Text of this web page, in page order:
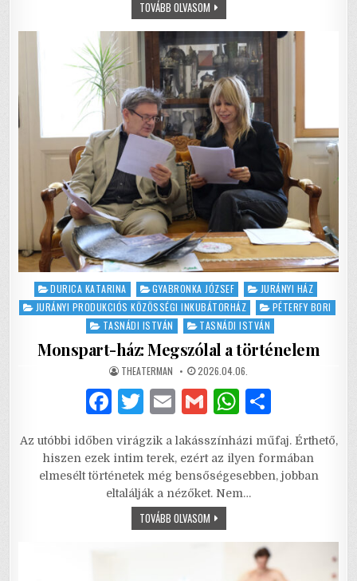
o
k
p
TOVÁBB OLVASOMHOMO
SAPIENS
GRAND
–
MINDENKI
GYANÚS,
AKI
MÁSKÉPP
MAKOG,
MINT
MI
Posted
in
DURICA KATARINA GYABRONKA JÓZSEF
JURÁNYI HÁZ
JURÁNYI PRODUKCIÓS KÖZÖSSÉGI INKUBÁTORHÁZ
PÉTERFY BORI
TASNÁDI ISTVÁN
TASNÁDI ISTVÁN
Monspart-ház: Megszólal a történelem
AUTHOR:
THEATERMAN PUBLISHED
DATE:
2026.04.06.
F
c
e
b
T
it
te
r
E
ai
l
G
ai
l
W
at
s
A
p
ar
e
Az utóbbi időben virágzik a lakásszínházi műfaj. Érthető,
hiszen ezek intim terek, ezért az ilyen formában
elmesélt történetek még bensőségesebben, jobban
eltalálják a nézőket. Nem…
TOVÁBB OLVASOMMONSPART-
HÁZ:
TÖRTÉNELEM